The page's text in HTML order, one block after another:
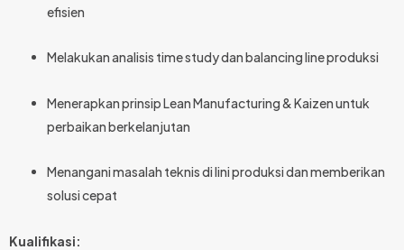
efisien
Melakukan analisis time study dan balancing line produksi
Menerapkan prinsip Lean Manufacturing & Kaizen untuk
perbaikan berkelanjutan
Menangani masalah teknis di lini produksi dan memberikan
solusi cepat
Kualifikasi: